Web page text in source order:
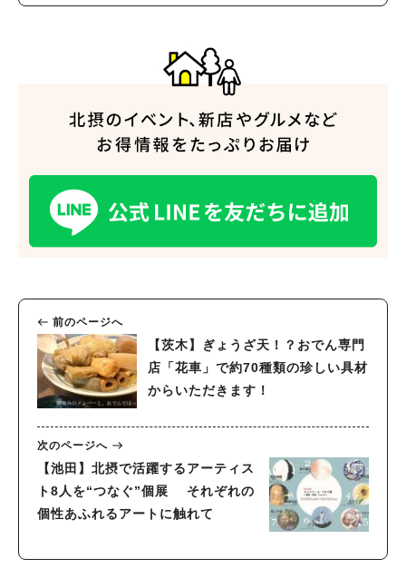
前のページへ
【茨木】ぎょうざ天！？おでん専門
店「花車」で約70種類の珍しい具材
からいただきます！
次のページへ
【池田】北摂で活躍するアーティス
ト8人を“つなぐ”個展 それぞれの
個性あふれるアートに触れて
#今週どこいく？#自然とふれあう#ランチ#カフェ#まとめ
#教えたい／教えて投稿記事